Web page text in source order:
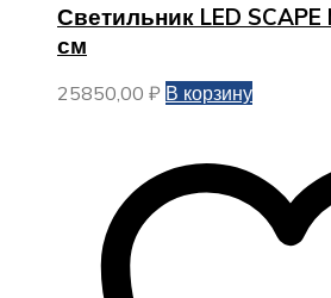
Светильник LED
см
25850,00 ₽ В корзину